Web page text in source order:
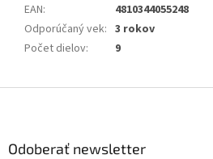
EAN:
4810344055248
Odporúčaný vek: 3 rokov
Počet dielov: 9
Odoberať newsletter